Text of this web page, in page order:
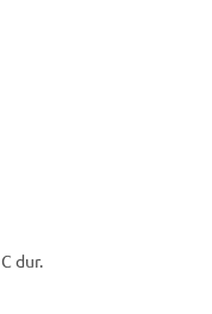
dur.